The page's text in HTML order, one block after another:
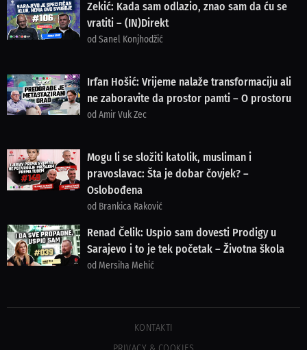
Zekić: Kada sam odlazio, znao sam da ću se
vratiti – (IN)Direkt
od Sanel Konjhodžić
Irfan Hošić: Vrijeme nalaže transformaciju ali
ne zaboravite da prostor pamti – O prostoru
od Amir Vuk Zec
Mogu li se složiti katolik, musliman i
pravoslavac: Šta je dobar čovjek? –
Oslobođena
od Brankica Raković
Renad Čelik: Uspio sam dovesti Prodigy u
Sarajevo i to je tek početak – Životna škola
od Mersiha Mehić
KONTAKTI